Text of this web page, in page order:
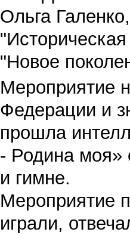
Ольга
"Новое
Мероприятие
Федерации и
прошла
- Родина моя»
и гимне.
Мероприятие
играли,